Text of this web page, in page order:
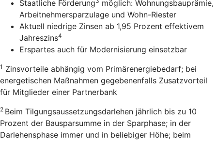
Staatliche Förderung
möglich: Wohnungsbauprämie,
Arbeitnehmersparzulage und Wohn-Riester
Aktuell niedrige Zinsen ab 1,95 Prozent effektivem
Jahreszins4
Erspartes auch für Modernisierung einsetzbar
1 Zinsvorteile abhängig vom Primärenergiebedarf; bei
energetischen Maßnahmen gegebenenfalls Zusatzvorteil
für Mitglieder einer Partnerbank
2 Beim Tilgungsaussetzungsdarlehen jährlich bis zu 10
Prozent der Bausparsumme in der Sparphase; in der
Darlehensphase immer und in beliebiger Höhe; beim